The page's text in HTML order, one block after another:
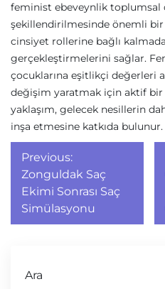
feminist ebeveynlik toplumsal
şekillendirilmesinde önemli bir
cinsiyet rollerine bağlı
gerçekleştirmelerini sağlar.
çocuklarına eşitlikçi değerleri
değişim yaratmak için aktif bir
yaklaşım, gelecek nesillerin
inşa etmesine katkıda bulunur.
Yazı
gezinmesi
Previous:
Zonguldak Saç
Ekimi Sonrası Saç
Simülasyonu
Ara